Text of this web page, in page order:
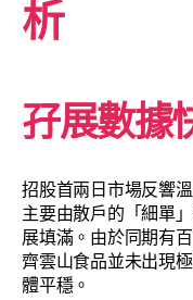
析
孖展數據
招股首兩日市場反響
主要由散戶的「細單
展填滿。由於同期有
齊雲山食品並未出現
體平穩。